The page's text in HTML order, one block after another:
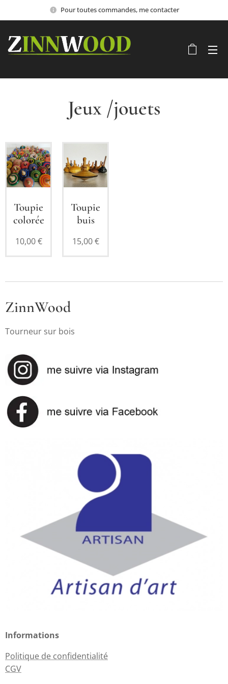
Pour toutes commandes, me contacter
Jeux /jouets
Toupie
colorée
10,00€
Toupie
buis
15,00€
ZinnWood
Tourneur sur bois
Informations
Politique de confidentialité
CGV